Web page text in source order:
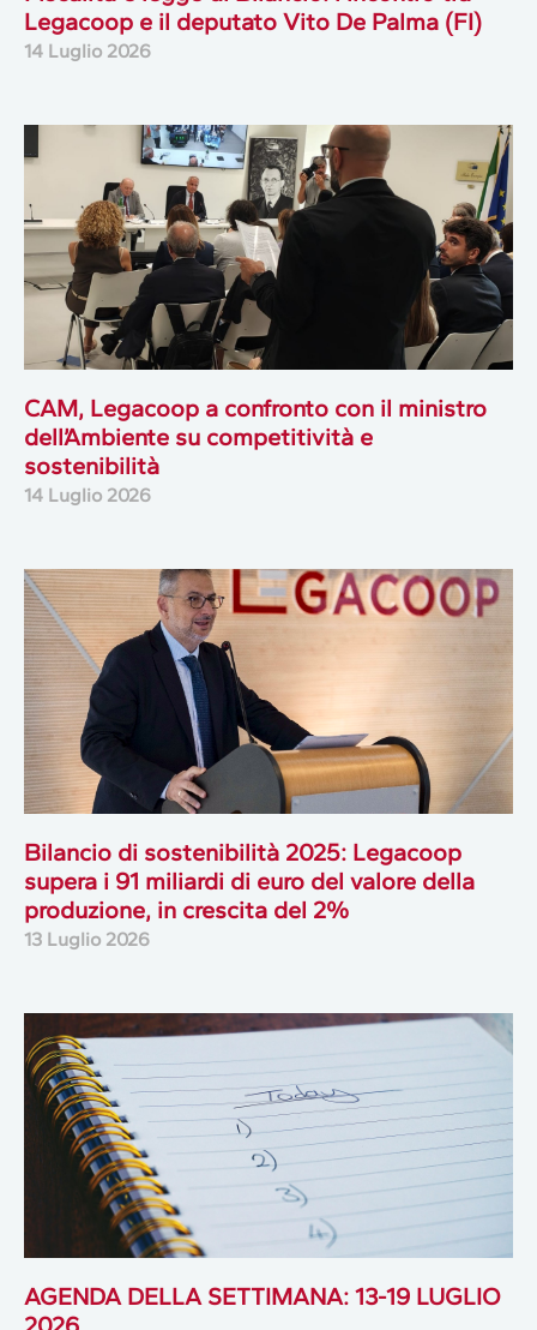
Legacoop e il deputato Vito De Palma (FI)
14 Luglio 2026
CAM, Legacoop a confronto con il ministro
dell’Ambiente su competitività e
sostenibilità
14 Luglio 2026
Bilancio di sostenibilità 2025: Legacoop
supera i 91 miliardi di euro del valore della
produzione, in crescita del 2%
13 Luglio 2026
AGENDA DELLA SETTIMANA: 13-19 LUGLIO